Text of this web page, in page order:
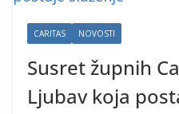
CARITAS NOVOSTI
Susret župnih
Ljubav koja